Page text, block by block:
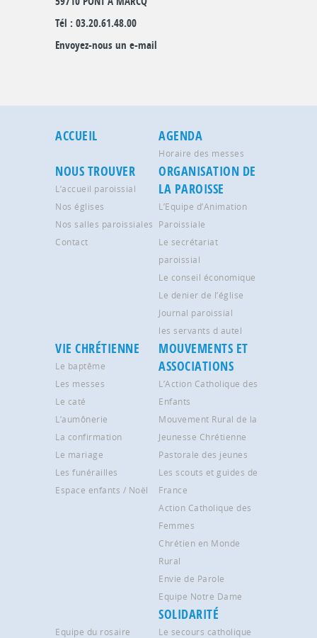
Tél : 03.20.61.48.00
Envoyez-nous un e-mail
ACCUEIL AGENDA
Horaire des messes
NOUS TROUVER
L’accueil paroissial
Nos églises
Nos salles paroissiales
Contact
ORGANISATION DE
LA PAROISSE
L’Equipe d’Animation
Paroissiale
Le secrétariat
paroissial
Le conseil économique
Le denier de l’église
Journal paroissial
les servants d autel
VIE CHRÉTIENNE
Le baptême
Les messes
Le caté
L’aumônerie
La confirmation
Le mariage
Les funérailles
Espace enfants / Noël
MOUVEMENTS ET
ASSOCIATIONS
L’Action Catholique des
Enfants
Mouvement Rural de la
Jeunesse Chrétienne
Pastorale des jeunes
Les scouts et guides de
France
Action Catholique des
Femmes
Chrétien en Monde
Rural
Envie de Parole
Equipe Notre Dame
Equipe du rosaire
SOLIDARITÉ
Le secours catholique